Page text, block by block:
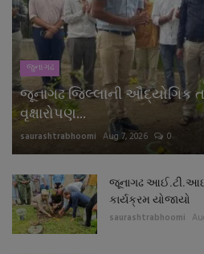
નાણાંકીય સમાચાર
સ્થાનિક સમાચાર
સ્પોર્ટ્સ
રાશિફળ
ગુનાખોરી
બોલિવૂડ
જુનાગઢ
જૂનાગઢ જિલ્લાની ઔદ્યોગિક
વૃક્ષારોપણ...
saurashtrabhoomi Aug 7, 2026 0
જૂનાગઢ આઈ.ટી.આઈ.
કાર્યક્રમ યોજાયો
saurashtrabhoomi